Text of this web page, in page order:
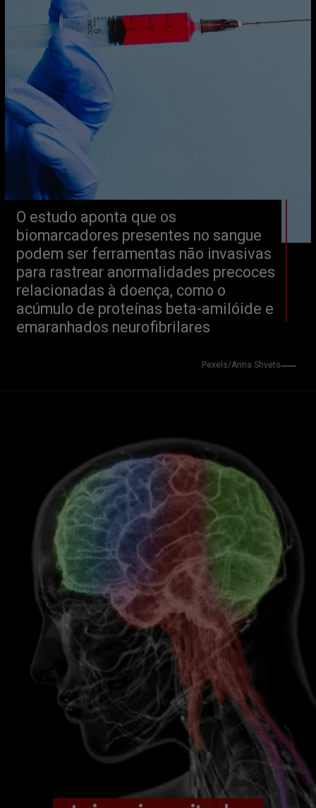
O estudo aponta que os
biomarcadores presentes no sangue
podem ser ferramentas não invasivas
para rastrear anormalidades precoces
relacionadas à doença, como o
acúmulo de proteínas beta-amilóide e
emaranhados neurofibrilares
Pexels/Anna Shvets